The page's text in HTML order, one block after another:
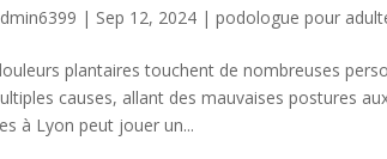
| Sep 12, 2024 |podologue pour
plantaires touchent de nombreuses
causes, allant des mauvaises postures
à Lyon peut jouer un...